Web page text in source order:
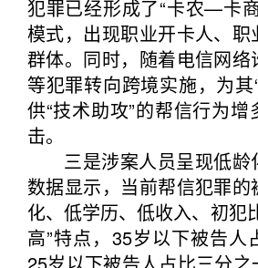
犯罪已经形成了“卡农—卡
模式，出现职业开卡人、职
群体。同时，随着电信网
等犯罪转向跨境实施，为其
供“技术助攻”的帮信行为
击。
三是涉案人员呈现低龄
数据显示，当前帮信犯罪
化、低学历、低收入、初犯
高”特点，35岁以下被告人